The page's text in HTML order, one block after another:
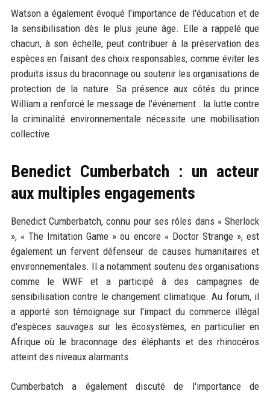
Watson a également évoqué l'importance de l'éducation et de
la sensibilisation dès le plus jeune âge. Elle a rappelé que
chacun, à son échelle, peut contribuer à la préservation des
espèces en faisant des choix responsables, comme éviter les
produits issus du braconnage ou soutenir les organisations de
protection de la nature. Sa présence aux côtés du prince
William a renforcé le message de l'événement : la lutte contre
la criminalité environnementale nécessite une mobilisation
collective.
Benedict Cumberbatch : un acteur
aux multiples engagements
Benedict Cumberbatch, connu pour ses rôles dans « Sherlock
», « The Imitation Game » ou encore « Doctor Strange », est
également un fervent défenseur de causes humanitaires et
environnementales. Il a notamment soutenu des organisations
comme le WWF et a participé à des campagnes de
sensibilisation contre le changement climatique. Au forum, il
a apporté son témoignage sur l'impact du commerce illégal
d'espèces sauvages sur les écosystèmes, en particulier en
Afrique où le braconnage des éléphants et des rhinocéros
atteint des niveaux alarmants.
Cumberbatch a également discuté de l'importance de